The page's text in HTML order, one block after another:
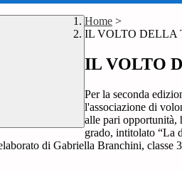
Home >
IL VOLTO DELLA
IL VOLTO
Per la seconda
l'associazione di
alle pari opportunità,
grado, intitolato “La
di Gabriella Branchini, classe